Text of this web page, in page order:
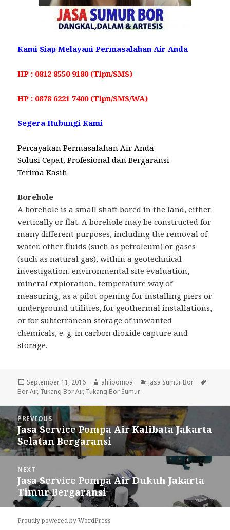
Kami Siap Melayani Permasalahan Air Anda
HP : 0812 8550 9180 (Tlpn/SMS)
HP : 0878 6221 7400 (Tlpn/SMS/WA)
Segera Hubungi Kami
Percayakan Permasalahan Air Anda
Solusi Cepat, Profesional dan Bergaransi
Terima Kasih
Borehole
A borehole is a small shaft bored in the land, either
vertically or flat. A borehole may be constructed for
many different purposes, including the removal of
water, other fluids (such as petroleum) or gases
(such as natural gas), within a geotechnical
investigation, environmental site evaluation,
mineral exploration, temperature way of
measuring, as a pilot opening for installing piers or
underground utilities, for geothermal installations,
or for subterranean storage of unwanted
chemicals, e. g. in carbon dioxide capture and
storage.
Posted
on
September 11, 2016 Author
ahlipompa Categories
Jasa Sumur Bor
Bor Air, Tukang Bor Air, Tukang Bor Sumur
Post
navigation
PREVIOUS
Previous
post:
Jasa Service Pompa Air Kalibata Jakarta
Selatan Bergaransi
NEXT
Next
post:
Jasa Service Pompa Air Dukuh Jakarta
Timur Bergaransi
Proudly powered by WordPress